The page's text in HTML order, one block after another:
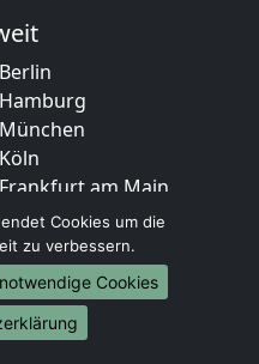
am Main
Dortmund
Cookies um die
zu verbessern.
Cookies